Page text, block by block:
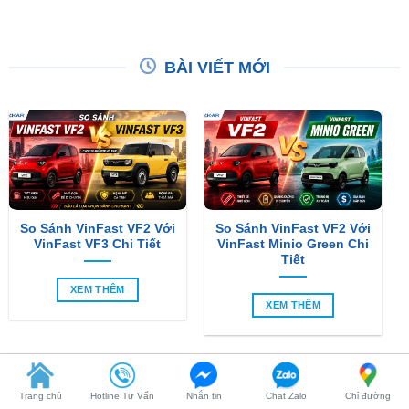
So Sánh VinFast VF2 Với
VinFast VF3 Chi Tiết
XEM THÊM
So Sánh VinFast VF2 Với
VinFast Minio Green Chi
Tiết
XEM THÊM
Trang chủ Hotline Tư Vấn Nhắn tin Chat Zalo Chỉ đường